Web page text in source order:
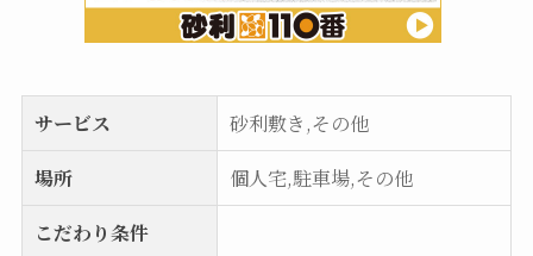
サービス
砂利敷き,その他
場所
個人宅,駐車場,その他
こだわり条件